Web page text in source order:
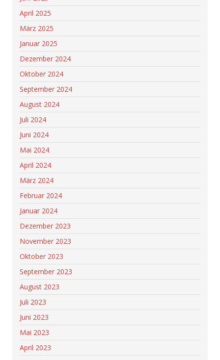
April 2025
März 2025
Januar 2025
Dezember 2024
Oktober 2024
September 2024
August 2024
Juli 2024
Juni 2024
Mai 2024
April 2024
März 2024
Februar 2024
Januar 2024
Dezember 2023
November 2023
Oktober 2023
September 2023
August 2023
Juli 2023
Juni 2023
Mai 2023
April 2023